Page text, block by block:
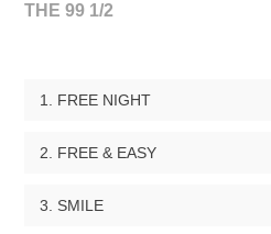
THE 99 1/2
FREE NIGHT
FREE & EASY
SMILE